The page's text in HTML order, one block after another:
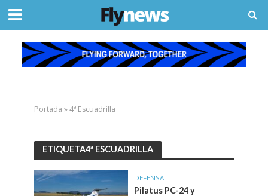
Portada »4ª Escuadrilla
ETIQUETA4ª ESCUADRILLA
DEFENSA
Pilatus PC-24 y